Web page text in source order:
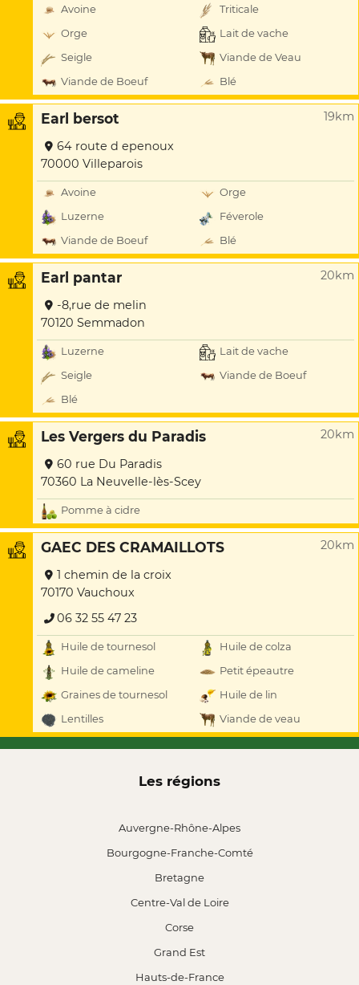
Avoine
Triticale
Orge
Lait de vache
Seigle
Viande de Veau
Viande de Boeuf
Blé
Earl bersot 19km
64 route d epenoux
70000 Villeparois
Avoine
Orge
Luzerne
Féverole
Viande de Boeuf
Blé
Earl pantar 20km
-8,rue de melin
70120 Semmadon
Luzerne
Lait de vache
Seigle
Viande de Boeuf
Blé
Les Vergers du Paradis 20km
60 rue Du Paradis
70360 La Neuvelle-lès-Scey
Pomme à cidre
GAEC DES CRAMAILLOTS 20km
1 chemin de la croix
70170 Vauchoux
06 32 55 47 23
Huile de tournesol
Huile de colza
Huile de cameline
Petit épeautre
Graines de tournesol
Huile de lin
Lentilles
Viande de veau
Les régions
Auvergne-Rhône-Alpes
Bourgogne-Franche-Comté
Bretagne
Centre-Val de Loire
Corse
Grand Est
Hauts-de-France